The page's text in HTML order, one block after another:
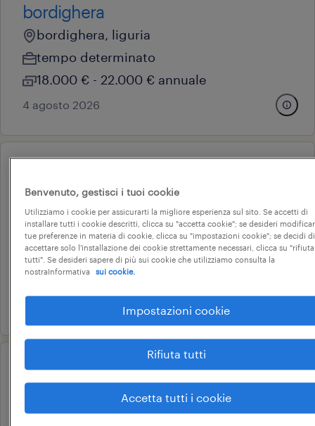
bordighera
bordighera, liguria
tempo determinato
18.000 € - 22.000 € annuale
4 agosto 2026
impiegato amministrativo
contabile (m/f/nb)
taggia, liguria
tempo indeterminato
28.000 € - 34.000 € annuale
operational
operaio elettrico - imperia
imperia, liguria
Benvenuto, gestisci i tuoi cookie
Utilizziamo i cookie per assicurarti la migliore esperienza sul sito. Se accetti di
installare tutti i cookie descritti, clicca su "accetta cookie"; se desideri
tue preferenze in materia di cookie, clicca su "impostazioni cookie"; se decidi di
accettare solo l'installazione dei cookie strettamente necessari, clicca su "rifiuta
tutti". Se desideri sapere di più sui cookie che utilizziamo consulta la
nostraInformativa
sui cookie.
Impostazioni cookie
Rifiuta tutti
Accetta tutti i cookie